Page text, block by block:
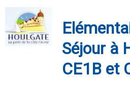
Séjour à
CE1B et